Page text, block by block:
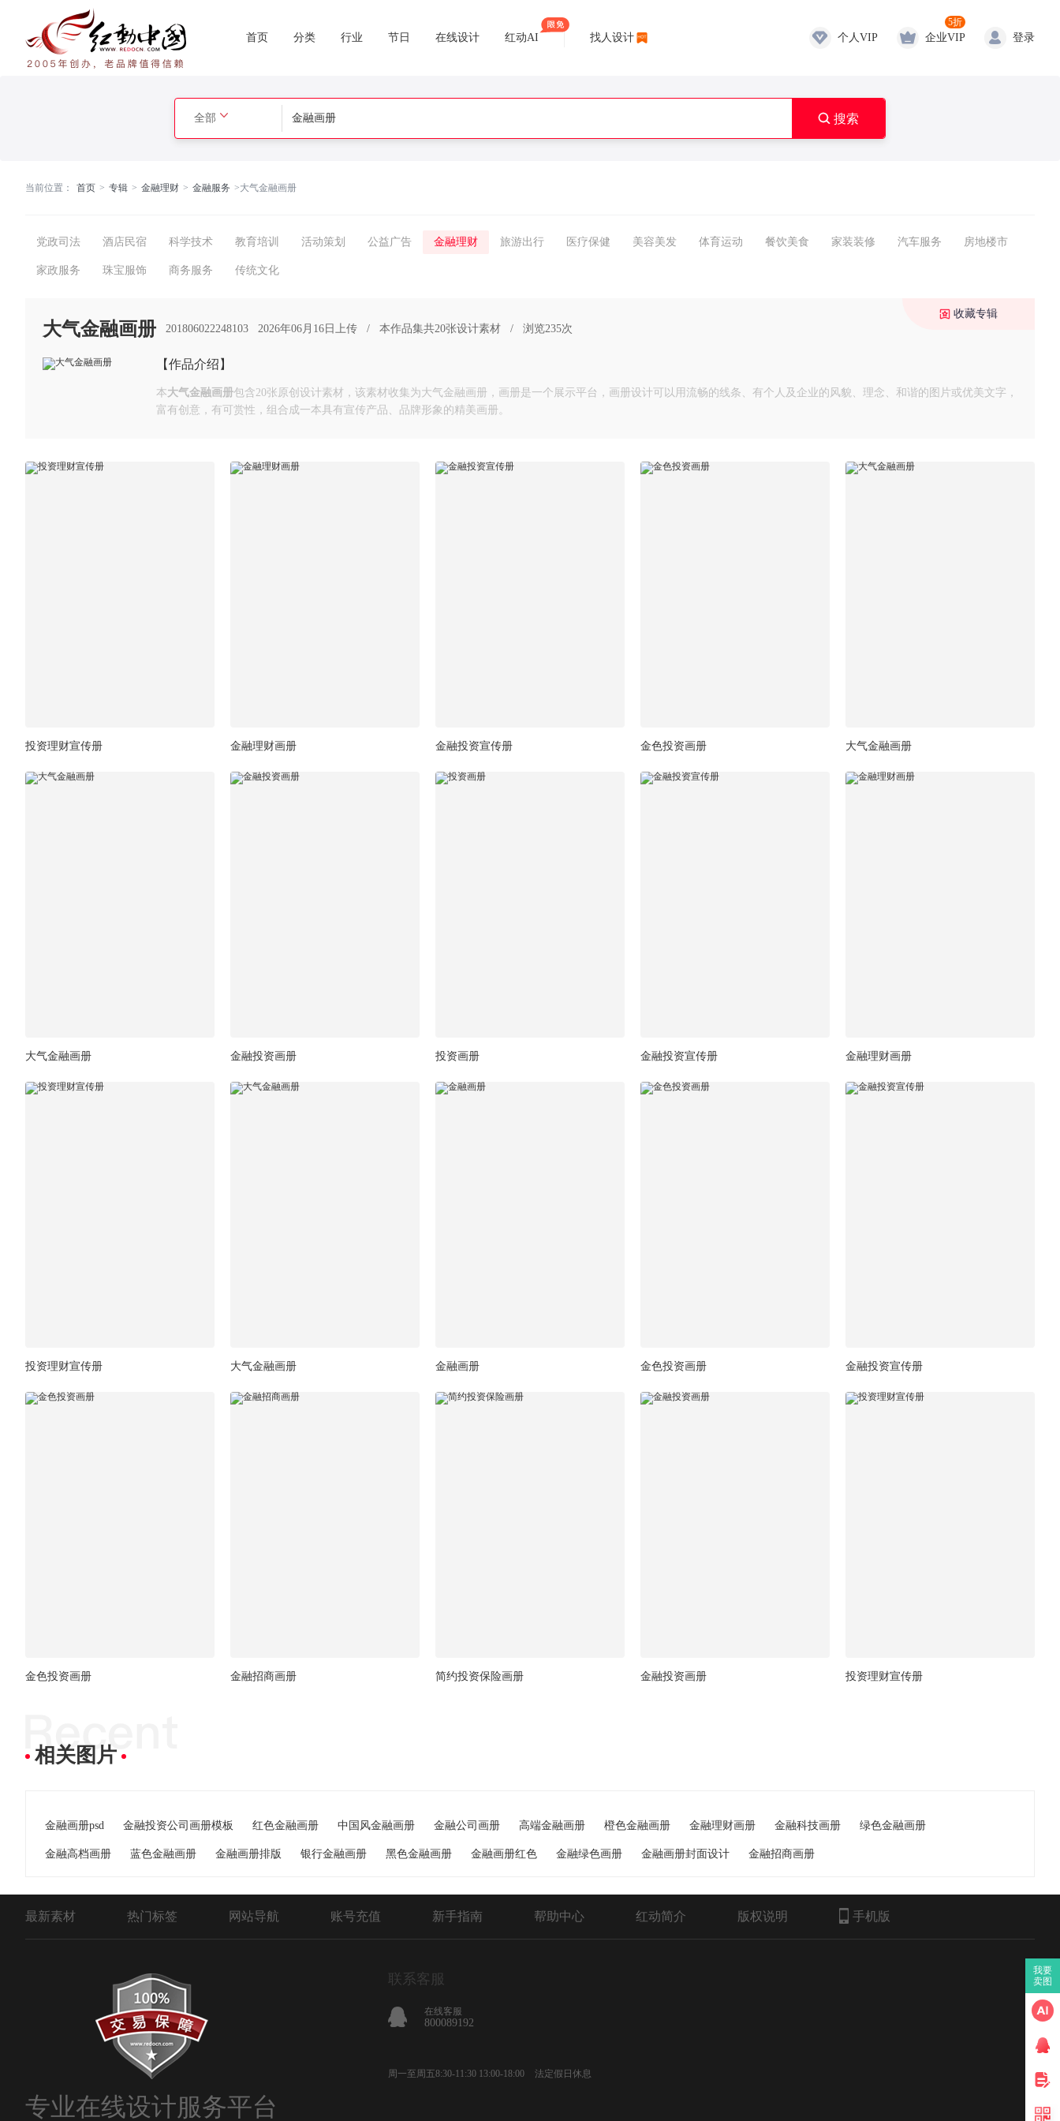
首页 分类 行业 节日 在线设计 红动AI 找人设计 个人VIP 企业VIP
5折
登录
全部  搜索
当前位置： 首页 > 专辑 > 金融理财 > 金融服务 >大气金融画册
党政司法 酒店民宿 科学技术 教育培训 活动策划 公益广告 金融理财 旅游出行 医疗保健 美容美发 体育运动 餐饮美食 家装装修 汽车服务 房地楼市
家政服务 珠宝服饰 商务服务 传统文化
大气金融画册 201806022248103 2026年06月16日上传 / 本作品集共20张设计素材 / 浏览235次
【作品介绍】
本大气金融画册包含20张原创设计素材，该素材收集为大气金融画册，画册是一个展示平台，画册设计可以用流畅的线条、有个人及企业的风貌、理念、和谐的图片或优美文字，
富有创意，有可赏性，组合成一本具有宣传产品、品牌形象的精美画册。
收藏专辑
投资理财宣传册 金融理财画册 金融投资宣传册 金色投资画册 大气金融画册
大气金融画册 金融投资画册 投资画册 金融投资宣传册 金融理财画册
投资理财宣传册 大气金融画册 金融画册 金色投资画册 金融投资宣传册
金色投资画册 金融招商画册 简约投资保险画册 金融投资画册 投资理财宣传册
相关图片
金融画册psd 金融投资公司画册模板 红色金融画册 中国风金融画册 金融公司画册 高端金融画册 橙色金融画册 金融理财画册 金融科技画册 绿色金融画册
金融高档画册 蓝色金融画册 金融画册排版 银行金融画册 黑色金融画册 金融画册红色 金融绿色画册 金融画册封面设计 金融招商画册
最新素材 热门标签 网站导航 账号充值 新手指南 帮助中心 红动简介 版权说明 手机版
专业在线设计服务平台
联系客服
在线客服
800089192
周一至周五8:30-11:30 13:00-18:00 法定假日休息
我要
卖图